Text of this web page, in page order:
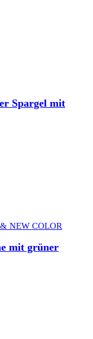
Spargel mit
NEW COLOR
mit grüner